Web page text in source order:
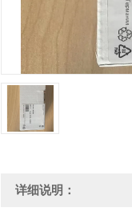
详细说明：